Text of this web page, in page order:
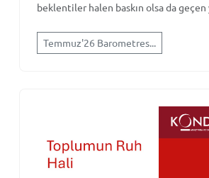
beklentiler halen baskın olsa da geçen
Temmuz'26 Barometres...